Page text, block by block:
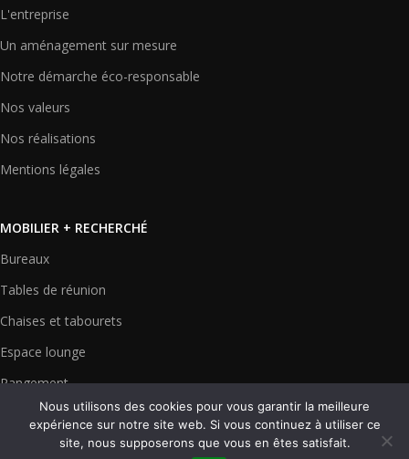
L'entreprise
Un aménagement sur mesure
Notre démarche éco-responsable
Nos valeurs
Nos réalisations
Mentions légales
MOBILIER + RECHERCHÉ
Bureaux
Tables de réunion
Chaises et tabourets
Espace lounge
Rangement
Cloisons et écrans
Nous utilisons des cookies pour vous garantir la meilleure
expérience sur notre site web. Si vous continuez à utiliser ce
site, nous supposerons que vous en êtes satisfait.